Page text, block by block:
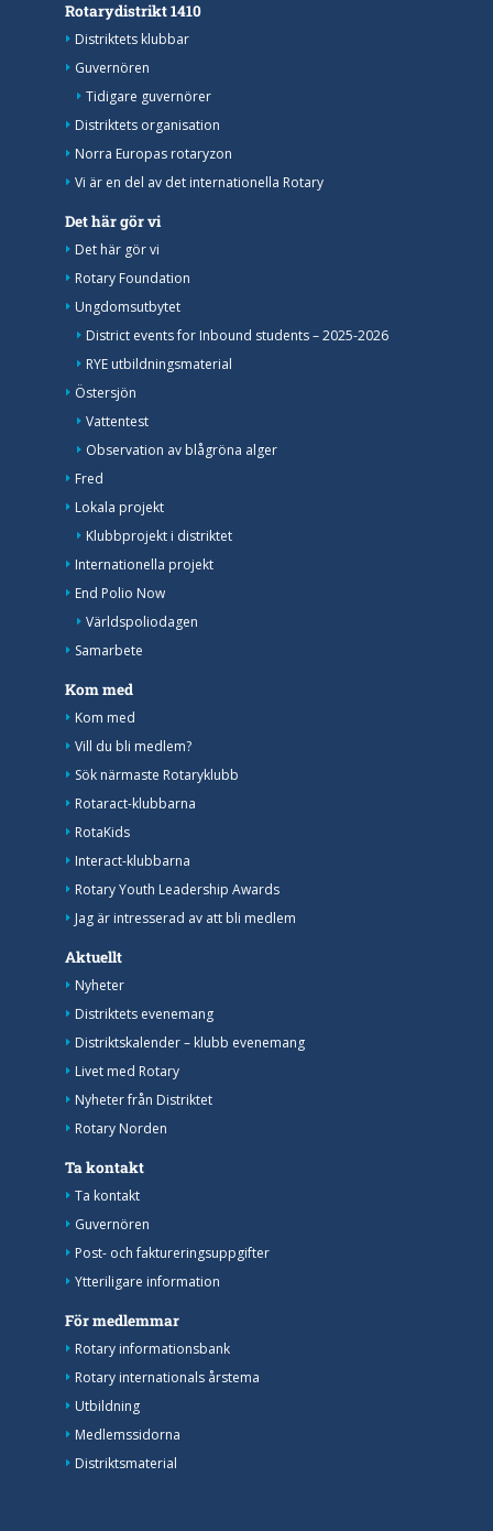
Rotarydistrikt 1410
Distriktets klubbar
Guvernören
Tidigare guvernörer
Distriktets organisation
Norra Europas rotaryzon
Vi är en del av det internationella Rotary
Det här gör vi
Det här gör vi
Rotary Foundation
Ungdomsutbytet
District events for Inbound students – 2025-2026
RYE utbildningsmaterial
Östersjön
Vattentest
Observation av blågröna alger
Fred
Lokala projekt
Klubbprojekt i distriktet
Internationella projekt
End Polio Now
Världspoliodagen
Samarbete
Kom med
Kom med
Vill du bli medlem?
Sök närmaste Rotaryklubb
Rotaract-klubbarna
RotaKids
Interact-klubbarna
Rotary Youth Leadership Awards
Jag är intresserad av att bli medlem
Aktuellt
Nyheter
Distriktets evenemang
Distriktskalender – klubb evenemang
Livet med Rotary
Nyheter från Distriktet
Rotary Norden
Ta kontakt
Ta kontakt
Guvernören
Post- och faktureringsuppgifter
Ytteriligare information
För medlemmar
Rotary informationsbank
Rotary internationals årstema
Utbildning
Medlemssidorna
Distriktsmaterial